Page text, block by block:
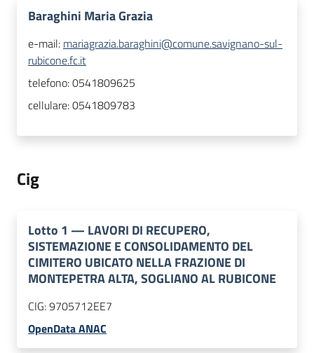
Baraghini Maria Grazia
e-mail: mariagrazia.baraghini@comune.savignano-sul-
rubicone.fc.it
telefono:0541809625
cellulare:0541809783
Cig
Lotto 1 — LAVORI DI RECUPERO,
SISTEMAZIONE E CONSOLIDAMENTO DEL
CIMITERO UBICATO NELLA FRAZIONE DI
MONTEPETRA ALTA, SOGLIANO AL RUBICONE
CIG:9705712EE7
OpenData ANAC